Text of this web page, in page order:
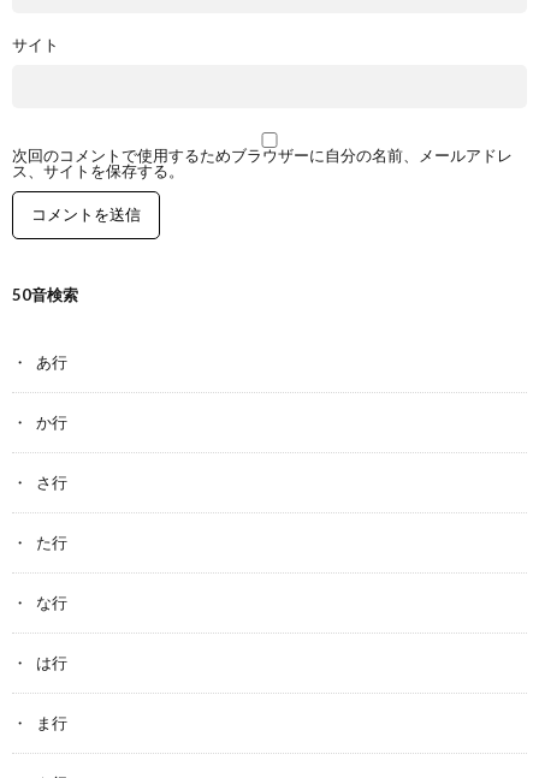
サイト
次回のコメントで使用するためブラウザーに自分の名前、メールアドレ
ス、サイトを保存する。
50音検索
あ行
か行
さ行
た行
な行
は行
ま行